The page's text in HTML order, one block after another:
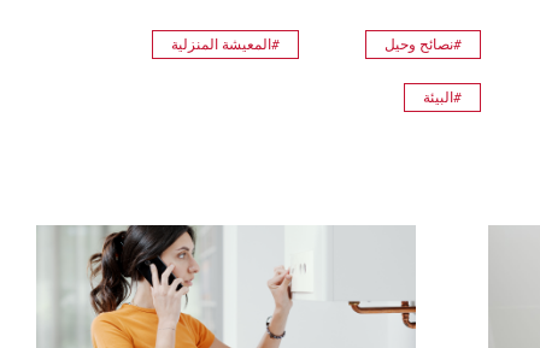
#نصائح وحيل #المعيشة المنزلية
#البيئة